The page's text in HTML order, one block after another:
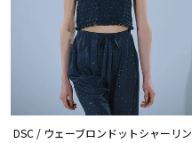
DSC / ウェーブロンドットシャーリン